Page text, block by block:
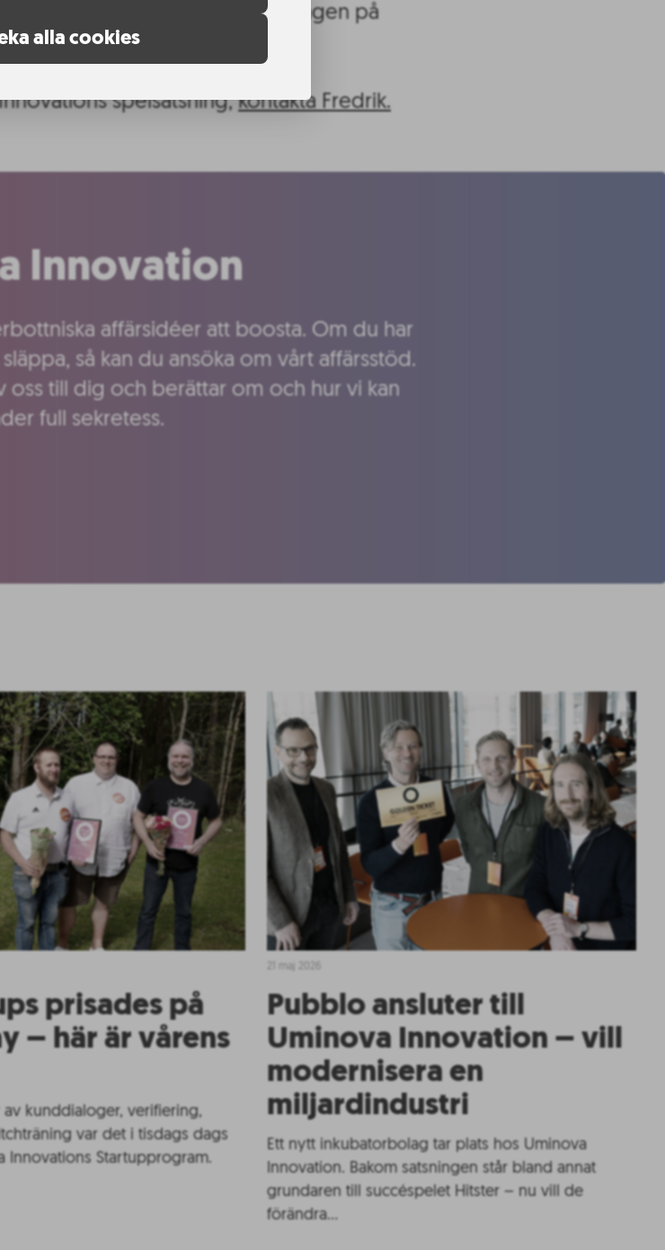
alla cookies
och ansvarig för spelsatsningen på
spelsatsning,kontakta Fredrik.
Innovation
affärsidéer att boosta. Om du har
så kan du ansöka om vårt affärsstöd.
oss till dig och berättar om och hur vi kan
full sekretess.
prisades på
– här är vårens
av kunddialoger, verifiering,
var det i tisdags dags
Innovations Startupprogram.
Pubblo ansluter till
Uminova Innovation – vill
modernisera en
miljardindustri
Ett nytt inkubatorbolag tar plats hos Uminova
Innovation. Bakom satsningen står bland annat
grundaren till succéspelet Hitster – nu vill de
förändra…